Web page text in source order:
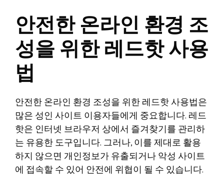
안전한 온라인 환경 조
성을 위한 레드핫 사용
법
안전한 온라인 환경 조성을 위한 레드핫 사용법은
많은 성인 사이트 이용자들에게 중요합니다. 레드
핫은 인터넷 브라우저 상에서 즐겨찾기를 관리하
는 유용한 도구입니다. 그러나, 이를 제대로 활용
하지 않으면 개인정보가 유출되거나 악성 사이트
에 접속할 수 있어 안전에 위협이 될 수 있습니다.